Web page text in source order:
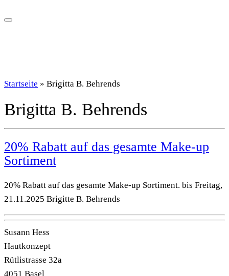
Startseite » Brigitta B. Behrends
Brigitta B. Behrends
20% Rabatt auf das gesamte Make-up
Sortiment
20% Rabatt auf das gesamte Make-up Sortiment. bis Freitag,
21.11.2025 Brigitte B. Behrends
Susann Hess
Hautkonzept
Rütlistrasse 32a
4051 Basel